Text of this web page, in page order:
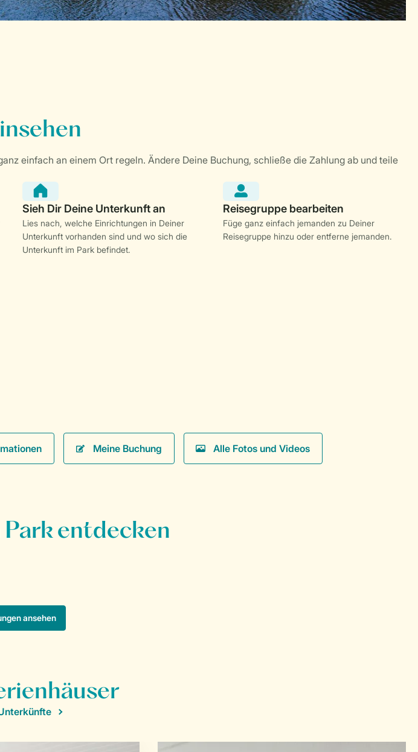
Lies nach, welche Einrichtungen in Deiner
Unterkunft vorhanden sind und wo sich die
Unterkunft im Park befindet.
Füge ganz einfach jemanden zu Deiner
Reisegruppe hinzu oder entferne jemanden.
Meine Buchung Alle Fotos und Videos